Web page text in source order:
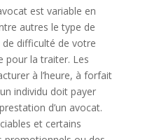
est variable en
autres le type de
difficulté de votre
pour la traiter. Les
à l’heure, à forfait
individu doit payer
d’un avocat.
et certains